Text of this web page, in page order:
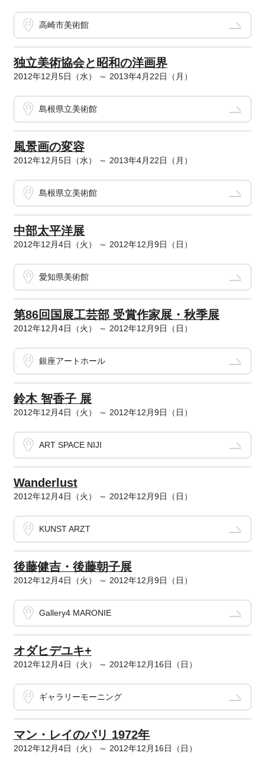
高崎市美術館
独立美術協会と昭和の洋画界
2012年12月5日（水） ～ 2013年4月22日（月）
島根県立美術館
風景画の変容
2012年12月5日（水） ～ 2013年4月22日（月）
島根県立美術館
中部太平洋展
2012年12月4日（火） ～ 2012年12月9日（日）
愛知県美術館
第86回国展工芸部 受賞作家展・秋季展
2012年12月4日（火） ～ 2012年12月9日（日）
銀座アートホール
鈴木 智香子 展
2012年12月4日（火） ～ 2012年12月9日（日）
ART SPACE NIJI
Wanderlust
2012年12月4日（火） ～ 2012年12月9日（日）
KUNST ARZT
後藤健吉・後藤朝子展
2012年12月4日（火） ～ 2012年12月9日（日）
Gallery4 MARONIE
オダヒデユキ+
2012年12月4日（火） ～ 2012年12月16日（日）
ギャラリーモーニング
マン・レイのパリ 1972年
2012年12月4日（火） ～ 2012年12月16日（日）